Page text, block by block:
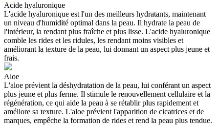
Acide hyaluronique
L'acide hyaluronique est l'un des meilleurs hydratants, maintenant
un niveau d'humidité optimal dans la peau. Il hydrate la peau de
l'intérieur, la rendant plus fraîche et plus lisse. L'acide hyaluronique
comble les rides et les ridules, les rendant moins visibles et
améliorant la texture de la peau, lui donnant un aspect plus jeune et
frais.
Aloe
L'aloe prévient la déshydratation de la peau, lui conférant un aspect
plus jeune et plus ferme. Il stimule le renouvellement cellulaire et la
régénération, ce qui aide la peau à se rétablir plus rapidement et
améliore sa texture. L'aloe prévient l'apparition de cicatrices et de
marques, empêche la formation de rides et rend la peau plus tendue.